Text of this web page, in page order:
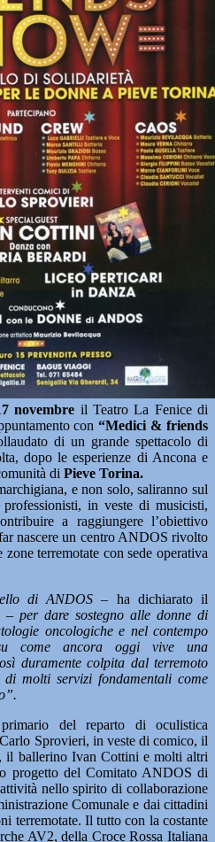
novembre il Teatro La Fenice di
con “Medici & friends
di un grande spettacolo di
dopo le esperienze di Ancona e
di Pieve Torina.
e non solo, saliranno sul
in veste di musicisti,
a raggiungere l’obiettivo
nascere un centro ANDOS rivolto
terremotate con sede operativa
di ANDOS– ha dichiarato il
– per dare sostegno alle donne di
oncologiche e nel contempo
come ancora oggi vive una
duramente colpita dal terremoto
molti servizi fondamentali come
del reparto di oculistica
Sprovieri, in veste di comico, il
il ballerino Ivan Cottini e molti altri
progetto del Comitato ANDOS di
nello spirito di collaborazione
Comunale e dai cittadini
terremotate. Il tutto con la costante
AV2, della Croce Rossa Italiana